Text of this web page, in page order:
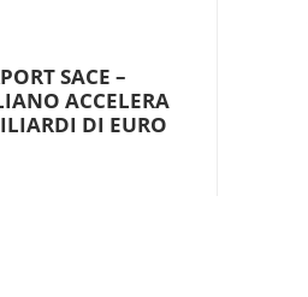
SACE –
ACCELERA
DI EURO